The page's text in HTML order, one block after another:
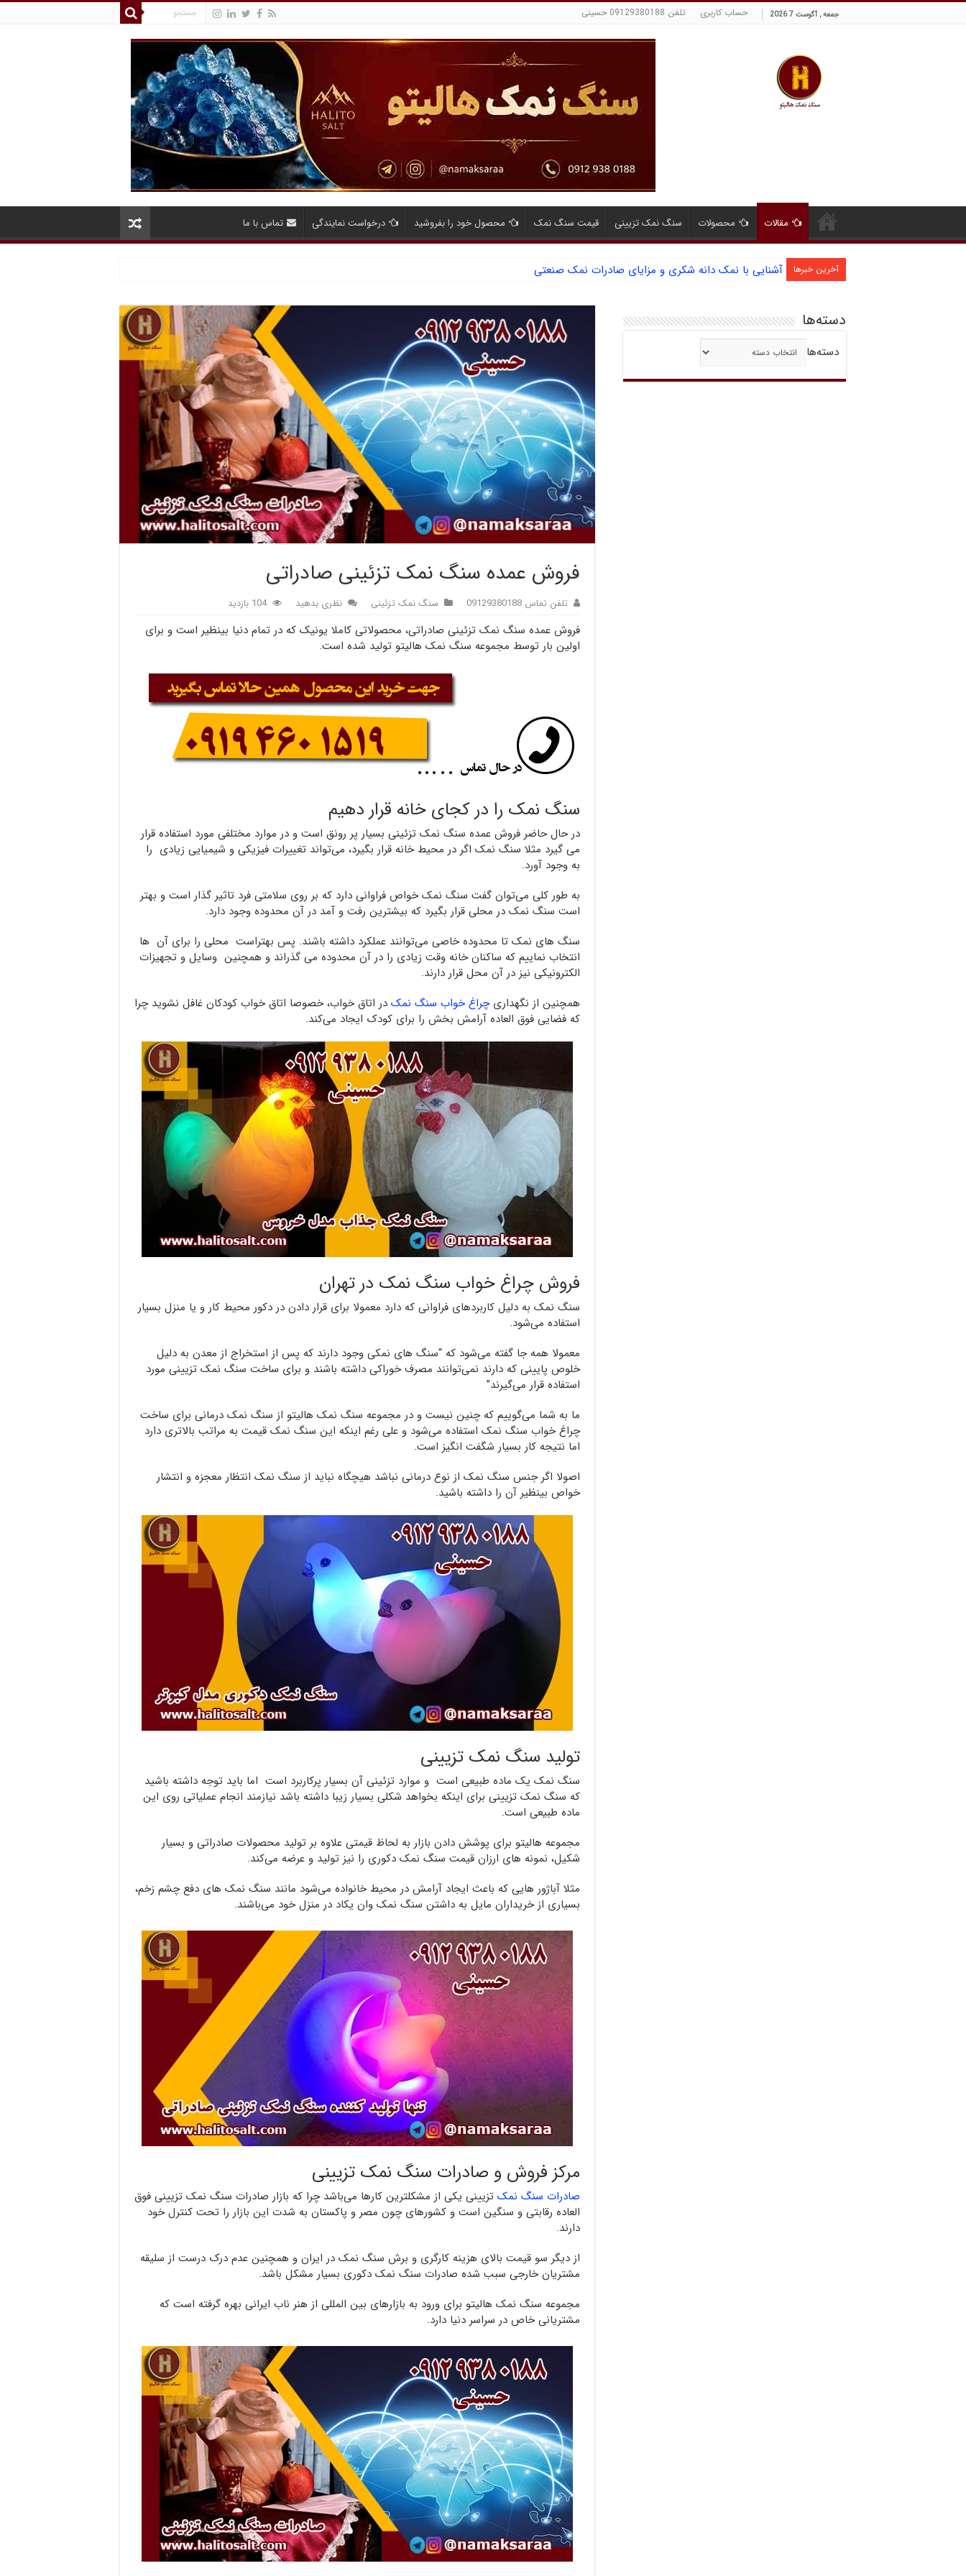
جمعه , آگوست 7 2026 حساب کاربری تلفن 09129380188 حسینی
مقالات محصولات سنگ نمک تزیینی قیمت سنگ نمک محصول خود را بفروشید درخواست نمایندگی تماس با ما
آخرین خبرها آشنایی با نمک دانه شکری و مزایای صادرات نمک صنعتی
فروش عمده سنگ نمک تزئینی صادراتی
تلفن تماس 09129380188 سنگ نمک تزئینی نظری بدهید 104 بازدید
فروش عمده سنگ نمک تزئینی صادراتی، محصولاتی کاملا یونیک که در تمام دنیا بینظیر است و برای
اولین بار توسط مجموعه سنگ نمک هالیتو تولید شده است.
سنگ نمک را در کجای خانه قرار دهیم
در حال حاضر فروش عمده سنگ نمک تزئینی بسیار پر رونق است و در موارد مختلفی مورد استفاده قرار
می گیرد مثلا سنگ نمک اگر در محیط خانه قرار بگیرد، می‌تواند تغییرات فیزیکی و شیمیایی زیادی را
به وجود آورد.
به طور کلی می‌توان گفت سنگ نمک خواص فراوانی دارد که بر روی سلامتی فرد تاثیر گذار است و بهتر
است سنگ نمک در محلی قرار بگیرد که بیشترین رفت و آمد در آن محدوده وجود دارد.
سنگ های نمک تا محدوده خاصی می‌توانند عملکرد داشته باشند. پس بهتراست محلی را برای آن ها
انتخاب نماییم که ساکنان خانه وقت زیادی را در آن محدوده می گذراند و همچنین وسایل و تجهیزات
الکترونیکی نیز در آن محل قرار دارند.
همچنین از نگهداریچراغ خواب سنگ نمک در اتاق خواب، خصوصا اتاق خواب کودکان غافل نشوید چرا
که فضایی فوق العاده آرامش بخش را برای کودک ایجاد می‌کند.
فروش چراغ خواب سنگ نمک در تهران
سنگ نمک به دلیل کاربردهای فراوانی که دارد معمولا برای قرار دادن در دکور محیط کار و یا منزل بسیار
استفاده می‌شود.
معمولا همه جا گفته می‌شود که “سنگ های نمکی وجود دارند که پس از استخراج از معدن به دلیل
خلوص پایینی که دارند نمی‌توانند مصرف خوراکی داشته باشند و برای ساخت سنگ نمک تزیینی مورد
استفاده قرار می‌گیرند”
ما به شما می‌گوییم که چنین نیست و در مجموعه سنگ نمک هالیتو از سنگ نمک درمانی برای ساخت
چراغ خواب سنگ نمک استفاده می‌شود و علی رغم اینکه این سنگ نمک قیمت به مراتب بالاتری دارد
اما نتیجه کار بسیار شگفت انگیز است.
اصولا اگر جنس سنگ نمک از نوع درمانی نباشد هیچگاه نباید از سنگ نمک انتظار معجزه و انتشار
خواص بینظیر آن را داشته باشید.
تولید سنگ نمک تزیینی
سنگ نمک یک ماده طبیعی است و موارد تزئینی آن بسیار پرکاربرد است اما باید توجه داشته باشید
که سنگ نمک تزیینی برای اینکه بخواهد شکلی بسیار زیبا داشته باشد نیازمند انجام عملیاتی روی این
ماده طبیعی است.
مجموعه هالیتو برای پوشش دادن بازار به لحاظ قیمتی علاوه بر تولید محصولات صادراتی و بسیار
شکیل، نمونه های ارزان قیمت سنگ نمک دکوری را نیز تولید و عرضه می‌کند.
مثلا آباژور هایی که باعث ایجاد آرامش در محیط خانواده می‌شود مانند سنگ نمک های دفع چشم زخم،
بسیاری از خریداران مایل به داشتن سنگ نمک وان یکاد در منزل خود می‌باشند.
مرکز فروش و صادرات سنگ نمک تزیینی
صادرات سنگ نمک تزیینی یکی از مشکلترین کارها می‌باشد چرا که بازار صادرات سنگ نمک تزیینی فوق
العاده رقابتی و سنگین است و کشورهای چون مصر و پاکستان به شدت این بازار را تحت کنترل خود
دارند.
از دیگر سو قیمت بالای هزینه کارگری و برش سنگ نمک در ایران و همچنین عدم درک درست از سلیقه
مشتریان خارجی سبب شده صادرات سنگ نمک دکوری بسیار مشکل باشد.
مجموعه سنگ نمک هالیتو برای ورود به بازارهای بین المللی از هنر ناب ایرانی بهره گرفته است که
مشتریانی خاص در سراسر دنیا دارد.
دسته‌ها
دسته‌ها